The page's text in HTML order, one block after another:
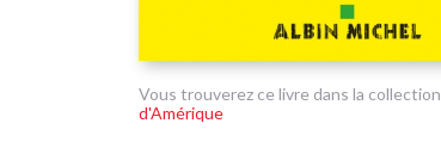
Vous trouverez ce livre dans la collection
d'Amérique